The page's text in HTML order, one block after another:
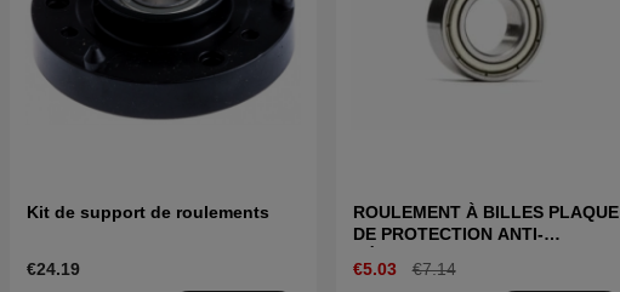
Kit de support de roulements
€24.19
ROULEMENT À BILLES PLAQUE
DE PROTECTION ANTI-
€5.03 €7.14